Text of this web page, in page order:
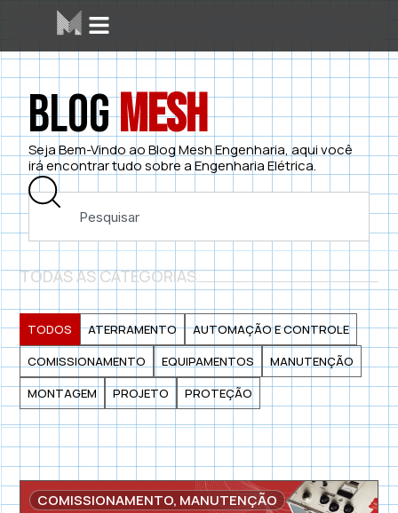
BlogMesh
Seja Bem-Vindo ao Blog Mesh Engenharia, aqui você
irá encontrar tudo sobre a Engenharia Elétrica.
TODAS AS CATEGORIAS
ATERRAMENTO
AUTOMAÇÃO E CONTROLE
COMISSIONAMENTO
EQUIPAMENTOS
MANUTENÇÃO
MONTAGEM
PROJETO PROTEÇÃO
TODOS
COMISSIONAMENTO, MANUTENÇÃO